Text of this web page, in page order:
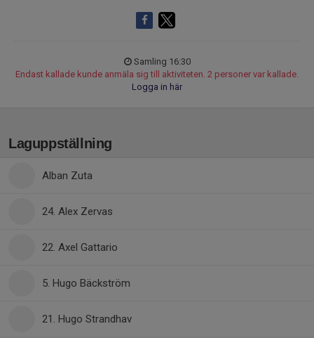
Samling 16:30
Endast kallade kunde anmäla sig till aktiviteten. 2 personer var kallade.
Logga in här
Laguppställning
Alban Zuta
24. Alex Zervas
22. Axel Gattario
5. Hugo Bäckström
21. Hugo Strandhav